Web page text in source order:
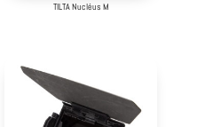
TILTA Nucléus M